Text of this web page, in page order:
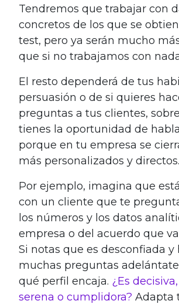
Tendremos que trabajar con
concretos de los que se
test, pero ya serán mucho
que si no trabajamos con
El resto dependerá de tus
persuasión o de si quieres
preguntas a tus clientes,
tienes la oportunidad de
porque en tu empresa se
más personalizados y directos.
Por ejemplo, imagina que
con un cliente que te
los números y los datos
empresa o del acuerdo que
Si notas que es desconfiada y
muchas preguntas
qué perfil encaja. ¿Es
serena o cumplidora? Adapta